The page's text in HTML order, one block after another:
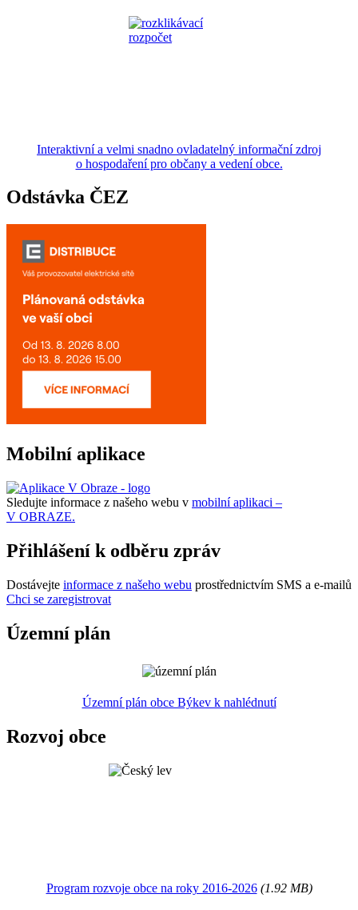
Interaktivní a velmi snadno ovladatelný informační zdroj
o hospodaření pro občany a vedení obce.
Odstávka ČEZ
Mobilní aplikace
Sledujte informace z našeho webu v mobilní aplikaci –
V OBRAZE.
Přihlášení k odběru zpráv
Dostávejte informace z našeho webu prostřednictvím SMS a e-mailů
Chci se zaregistrovat
Územní plán
Územní plán obce Býkev k nahlédnutí
Rozvoj obce
Program rozvoje obce na roky 2016-2026(1.92 MB)